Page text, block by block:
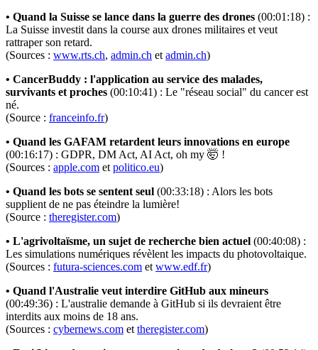
• Quand la Suisse se lance dans la guerre des drones (00:01:18) :
La Suisse investit dans la course aux drones militaires et veut
rattraper son retard.
(Sources : www.rts.ch, admin.ch et admin.ch)
• CancerBuddy : l'application au service des malades,
survivants et proches (00:10:41) : Le "réseau social" du cancer est
né.
(Source : franceinfo.fr)
• Quand les GAFAM retardent leurs innovations en europe
(00:16:17) : GDPR, DM Act, AI Act, oh my 🤯 !
(Sources : apple.com et politico.eu)
• Quand les bots se sentent seul (00:33:18) : Alors les bots
supplient de ne pas éteindre la lumière!
(Source : theregister.com)
• L'agrivoltaïsme, un sujet de recherche bien actuel (00:40:08) :
Les simulations numériques révèlent les impacts du photovoltaique.
(Sources : futura-sciences.com et www.edf.fr)
• Quand l'Australie veut interdire GitHub aux mineurs
(00:49:36) : L'australie demande à GitHub si ils devraient être
interdits aux moins de 18 ans.
(Sources : cybernews.com et theregister.com)